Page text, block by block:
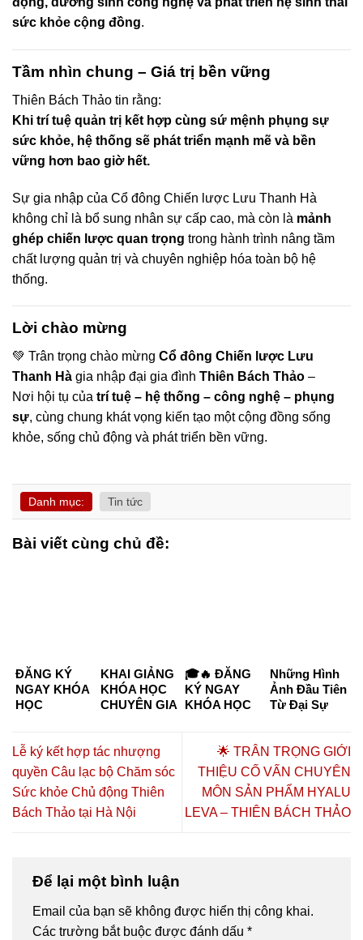
sức khỏe cộng đồng.
Tầm nhìn chung – Giá trị bền vững
Thiên Bách Thảo tin rằng:
Khi trí tuệ quản trị kết hợp cùng sứ mệnh phụng sự
sức khỏe, hệ thống sẽ phát triển mạnh mẽ và bền
vững hơn bao giờ hết.
Sự gia nhập của Cổ đông Chiến lược Lưu Thanh Hà
không chỉ là bổ sung nhân sự cấp cao, mà còn là mảnh
ghép chiến lược quan trọng trong hành trình nâng tầm
chất lượng quản trị và chuyên nghiệp hóa toàn bộ hệ
thống.
Lời chào mừng
💚 Trân trọng chào mừng Cổ đông Chiến lược Lưu
Thanh Hà gia nhập đại gia đình Thiên Bách Thảo –
Nơi hội tụ của trí tuệ – hệ thống – công nghệ – phụng
sự, cùng chung khát vọng kiến tạo một cộng đồng sống
khỏe, sống chủ động và phát triển bền vững.
Danh mục: Tin tức
Bài viết cùng chủ đề:
ĐĂNG KÝ
NGAY KHÓA
HỌC
SINH KHÓA
K6 & K7
KHAI GIẢNG
KHÓA HỌC
CHUYÊN GIA
CHĂM SÓC
SỨC KHỎE
CHỦ ĐỘNG
2026 TẠI TP.
HỒ CHÍ
HÀNH NGHỀ
VÀ KHỞI
NGHIỆP
🎓🔥 ĐĂNG
KÝ NGAY
KHÓA HỌC
SINH –
CHĂM SÓC
SỨC KHỎE
CHỦ ĐỘNG
2026 🔥🎓
Những Hình
Ảnh Đầu Tiên
Từ Đại Sự
– Đồng Hành
Thịnh
Vượng”
Lễ ký kết hợp tác nhượng
quyền Câu lạc bộ Chăm sóc
Sức khỏe Chủ động Thiên
Bách Thảo tại Hà Nội
🌟 TRÂN TRỌNG GIỚI
THIỆU CỐ VẤN CHUYÊN
MÔN SẢN PHẨM HYALU
LEVA – THIÊN BÁCH THẢO
Để lại một bình luận
Email của bạn sẽ không được hiển thị công khai.
Các trường bắt buộc được đánh dấu *